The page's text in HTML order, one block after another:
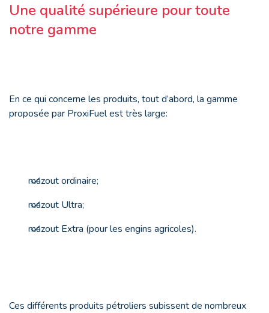
Une qualité supérieure pour toute
notre gamme
En ce qui concerne les produits, tout d’abord, la gamme
proposée par ProxiFuel est très large:
mazout ordinaire;
mazout Ultra;
mazout Extra (pour les engins agricoles).
Ces différents produits pétroliers subissent de nombreux